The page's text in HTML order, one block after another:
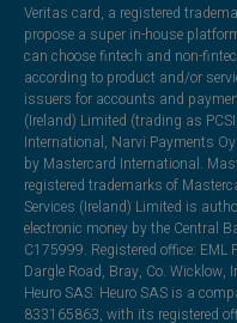
Veritas card, a registered
propose a super in-house
can choose fintech and non-
according to product and/or
issuers for accounts and
(Ireland) Limited (trading as
International, Narvi Payments
by Mastercard International.
registered trademarks of
Services (Ireland) Limited is
electronic money by the Central
C175999. Registered office: EML
Dargle Road, Bray, Co.
Heuro SAS. Heuro SAS is a
833165863, with its registered